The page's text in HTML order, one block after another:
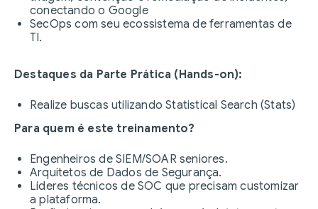
conectando o Google
SecOps com seu ecossistema de ferramentas de
TI.
Destaques da Parte Prática (Hands-on):
Realize buscas utilizando Statistical Search (Stats)
Para quem é este treinamento?
Engenheiros de SIEM/SOAR seniores.
Arquitetos de Dados de Segurança.
Líderes técnicos de SOC que precisam customizar
a plataforma.